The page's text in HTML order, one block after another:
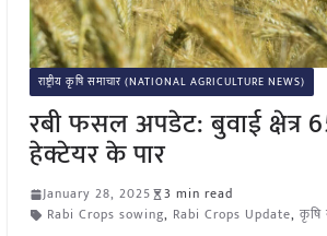
राष्ट्रीय कृषि समाचार (NATIONAL AGRICULTURE NEWS)
रबी फसल अपडेट: बुवाई क्षेत्र
हेक्टेयर के पार
January 28, 2025
3 min read
Rabi Crops sowing, Rabi Crops Update, कृषि